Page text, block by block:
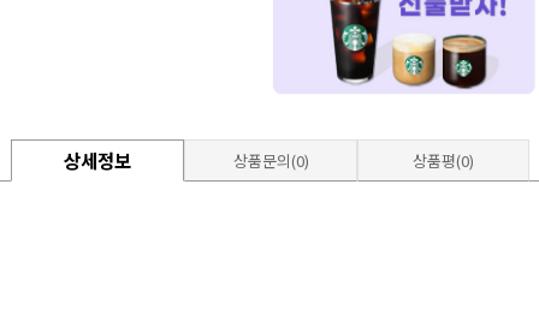
상세정보 상품문의(0) 상품평(0)